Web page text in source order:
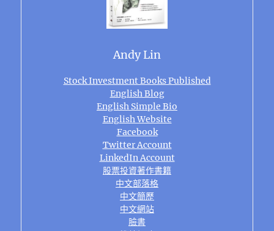
Andy Lin
Stock Investment Books Published
English Blog
English Simple Bio
English Website
Facebook
Twitter Account
LinkedIn Account
股票投資著作書籍
中文部落格
中文簡歷
中文網站
臉書